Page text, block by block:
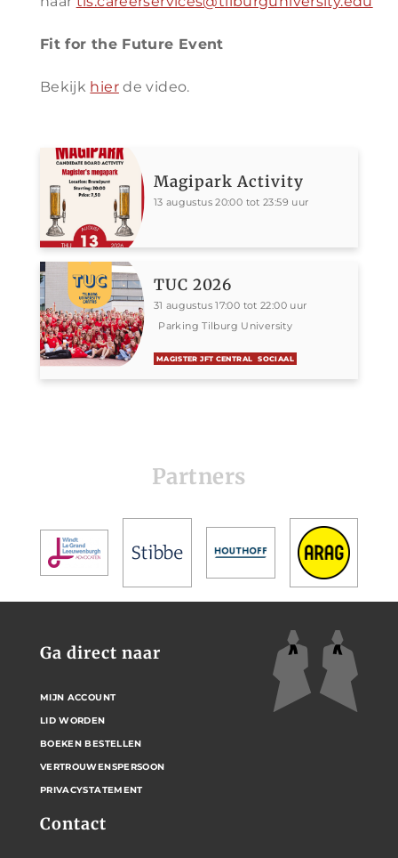
Fit for the Future Event
Bekijk hierde video.
Magipark Activity
13 augustus 20:00 tot 23:59 uur
TUC 2026
31 augustus 17:00 tot 22:00 uur
Parking Tilburg University
MAGISTER JFT CENTRAL SOCIAAL
Partners
Contact
Ga direct naar
MIJN ACCOUNT
LID WORDEN
BOEKEN BESTELLEN
VERTROUWENSPERSOON
PRIVACYSTATEMENT